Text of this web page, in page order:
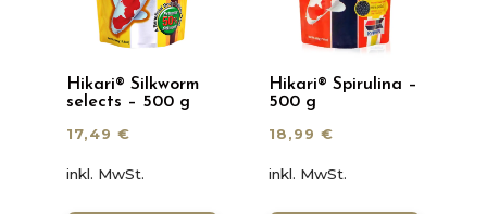
Hikari® Silkworm
selects – 500 g
17,49 €
inkl. MwSt.
Hikari® Spirulina –
500 g
18,99€
inkl. MwSt.